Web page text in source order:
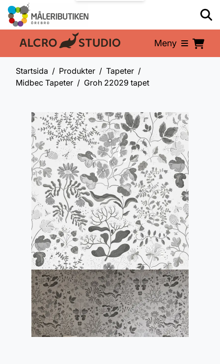
En del av: Meny
Startsida Produkter
Tapeter
Midbec Tapeter
Groh 22029 tapet